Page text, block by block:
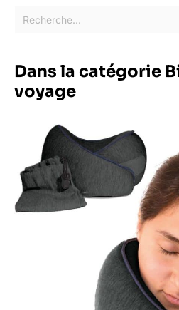
Dans la catégorie
voyage